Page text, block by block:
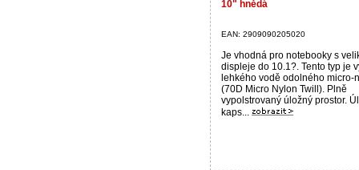
10" hnědá
EAN: 2909090205020
Je vhodná pro notebooky s
displeje do 10.1?. Tento typ je
lehkého vodě odolného micro-
(70D Micro Nylon Twill). Plně
vypolstrovaný úložný prostor.
kaps...